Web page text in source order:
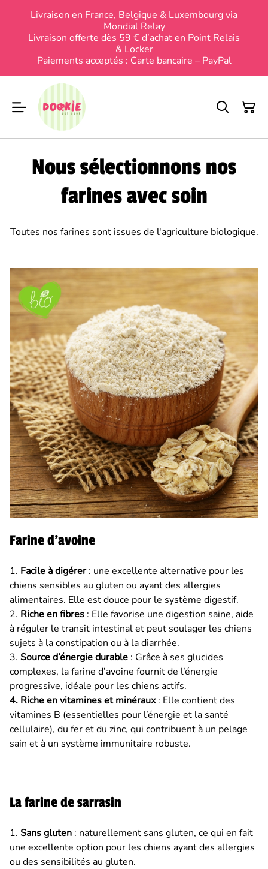
Livraison en France, Belgique & Luxembourg via
Mondial Relay
Livraison offerte dès 59 € d’achat en Point Relais
& Locker
Paiements acceptés : Carte bancaire – PayPal
Nous sélectionnons nos
farines avec soin
Toutes nos farines sont issues de l'agriculture biologique.
Farine d'avoine
1. Facile à digérer: une excellente alternative pour les
chiens sensibles au gluten ou ayant des allergies
alimentaires. Elle est douce pour le système digestif.
2. Riche en fibres : Elle favorise une digestion saine, aide
à réguler le transit intestinal et peut soulager les chiens
sujets à la constipation ou à la diarrhée.
3. Source d’énergie durable : Grâce à ses glucides
complexes, la farine d’avoine fournit de l’énergie
progressive, idéale pour les chiens actifs.
4. Riche en vitamines et minéraux: Elle contient des
vitamines B (essentielles pour l’énergie et la santé
cellulaire), du fer et du zinc, qui contribuent à un pelage
sain et à un système immunitaire robuste.
La farine de sarrasin
1. Sans gluten : naturellement sans gluten, ce qui en fait
une excellente option pour les chiens ayant des allergies
ou des sensibilités au gluten.